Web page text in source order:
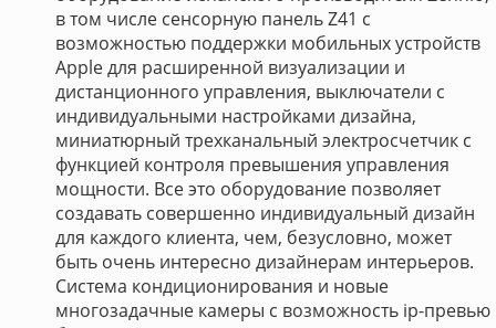
в том числе сенсорную панель Z41 с
возможностью поддержки мобильных устройств
Apple для расширенной визуализации и
дистанционного управления, выключатели с
индивидуальными настройками дизайна,
миниатюрный трехканальный электросчетчик с
функцией контроля превышения управления
мощности. Все это оборудование позволяет
создавать совершенно индивидуальный дизайн
для каждого клиента, чем, безусловно, может
быть очень интересно дизайнерам интерьеров.
Система кондиционирования и новые
многозадачные камеры с возможность ip-превью